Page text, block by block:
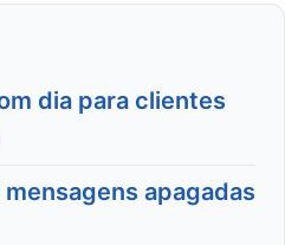
dia para clientes
apagadas